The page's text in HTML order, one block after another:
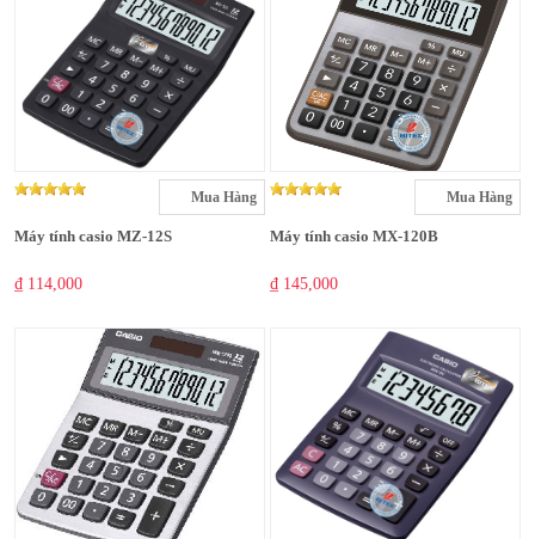
Mua Hàng
Máy tính casio MZ-12S
₫ 114,000
Mua Hàng
Máy tính casio MX-120B
₫ 145,000